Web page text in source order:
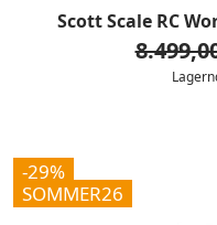
Scott Scale RC
-29%
SOMMER26